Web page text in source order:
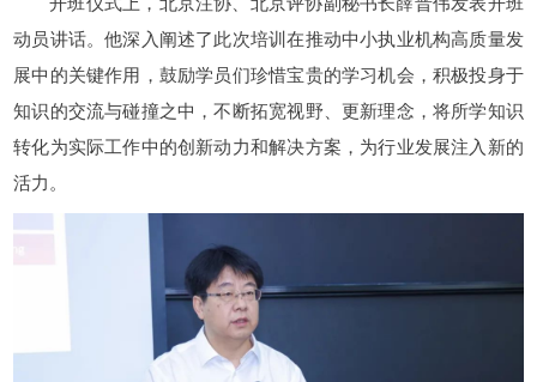
动员讲话。他深入阐述了此次培训在推动中小执业机构高质量发
展中的关键作用，鼓励学员们珍惜宝贵的学习机会，积极投身于
知识的交流与碰撞之中，不断拓宽视野、更新理念，将所学知识
转化为实际工作中的创新动力和解决方案，为行业发展注入新的
活力。